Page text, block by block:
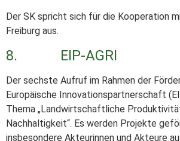
Der SK spricht sich für die Kooperation
Freiburg aus.
8. EIP-AGRI
Der sechste Aufruf im Rahmen der
Europäische Innovationspartnerschaft
Thema „Landwirtschaftliche
Nachhaltigkeit“. Es werden Projekte
insbesondere Akteurinnen und Akteure